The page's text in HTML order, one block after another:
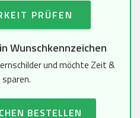
PRÜFEN
Wunschkennzeichen
und möchte Zeit &
sparen.
BESTELLEN